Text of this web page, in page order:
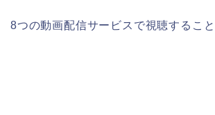
8つの動画配信サービスで視聴すること